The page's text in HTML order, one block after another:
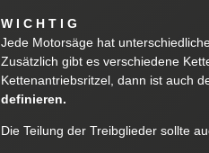
W I C H T I G
Jede Motorsäge hat
Zusätzlich gibt es verschiedene
Kettenantriebsritzel, dann ist auch
definieren.
Die Teilung der Treibglieder sollte